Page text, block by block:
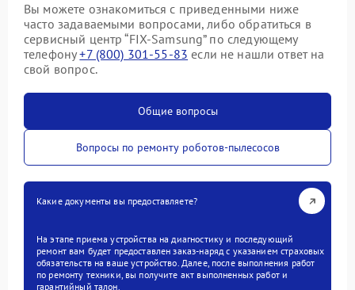
Вы можете ознакомиться с приведенными ниже
часто задаваемыми вопросами, либо обратиться в
сервисный центр “FIX-Samsung” по следующему
телефону+7 (800) 301-55-83 если не нашли ответ на
свой вопрос.
Общие вопросы
Вопросы по ремонту роботов-пылесосов
Какие документы вы предоставляете?
На этапе приема устройства на диагностику и последующий
ремонт вам будет предоставлен заказ-наряд с указанием страховых
обязательств на ваше устройство. Далее, после выполнения работ
по ремонту техники, вы получите акт выполненных работ и
гарантийный талон.